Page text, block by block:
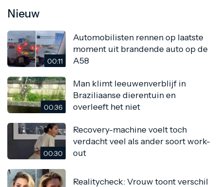
Nieuw
00:11
Automobilisten rennen op laatste
moment uit brandende auto op de
A58
00:36
Man klimt leeuwenverblijf in
Braziliaanse dierentuin en
overleeft het niet
00:30
Recovery-machine voelt toch
verdacht veel als ander soort work-
out
Realitycheck: Vrouw toont verschil